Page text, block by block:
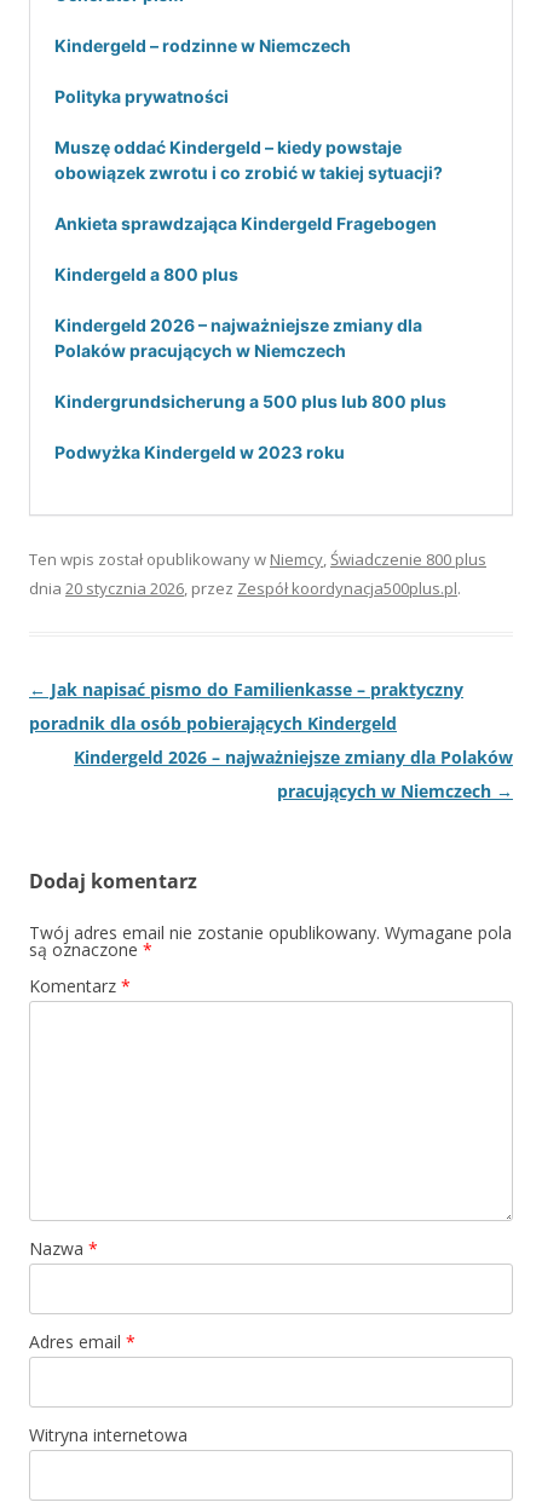
Kindergeld – rodzinne w Niemczech
Polityka prywatności
Muszę oddać Kindergeld – kiedy powstaje
obowiązek zwrotu i co zrobić w takiej sytuacji?
Ankieta sprawdzająca Kindergeld Fragebogen
Kindergeld a 800 plus
Kindergeld 2026 – najważniejsze zmiany dla
Polaków pracujących w Niemczech
Kindergrundsicherung a 500 plus lub 800 plus
Podwyżka Kindergeld w 2023 roku
Ten wpis został opublikowany w Niemcy,Świadczenie 800 plus
dnia 20 stycznia 2026, przez Zespół koordynacja500plus.pl.
Nawigacja
wpisu
← Jak napisać pismo do Familienkasse – praktyczny
poradnik dla osób pobierających Kindergeld
Kindergeld 2026 – najważniejsze zmiany dla Polaków
pracujących w Niemczech →
Dodaj komentarz
Twój adres email nie zostanie opublikowany. Wymagane pola
są oznaczone *
Komentarz *
Nazwa *
Adres email *
Witryna internetowa